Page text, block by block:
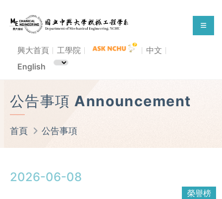
興大首頁 工學院
中文
English
公告事項 Announcement
首頁 公告事項
2026-06-08
榮譽榜